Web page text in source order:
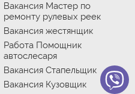
Вакансия Мастер по
ремонту рулевых реек
Вакансия жестянщик
Работа Помощник
автослесаря
Вакансия Стапельщик
Вакансия Кузовщик